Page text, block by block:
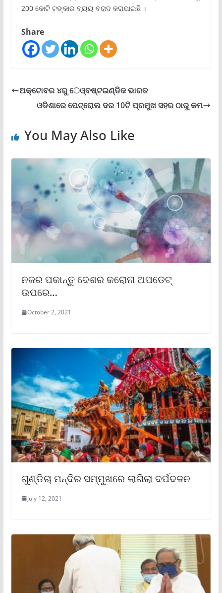
200 କୋଟି ଟଙ୍କାର ବ୍ୟୟ ବରାଦ କରାଯାଇଛି ।
Share
ଅକ୍ଟୋବର ୪ରୁ େଓ୍ବଷ୍ଟଇଣ୍ଡିଜ ଭାରତ
ଓଡିଶାରେ ପେଟ୍ରୋଲ ଦର 10ଟି ପ୍ରମୁଖ ସହର ଠାରୁ କମ
You May Also Like
ନଜର ପକାନ୍ତୁ ଦେଶର କରୋନା ଅପଡେଟ୍
ଉପରେ…
October 2, 2021
ଗୁଣ୍ଡିଚା ମନ୍ଦିର ସମ୍ମୁଖରେ ଲାଗିଲା ଦର୍ପଦଳନ
July 12, 2021